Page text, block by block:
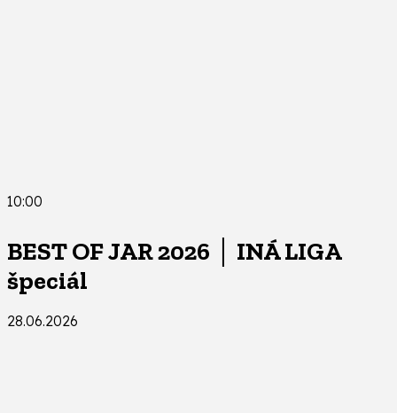
10:00
BEST OF JAR 2026 │ INÁ LIGA
špeciál
28.06.2026